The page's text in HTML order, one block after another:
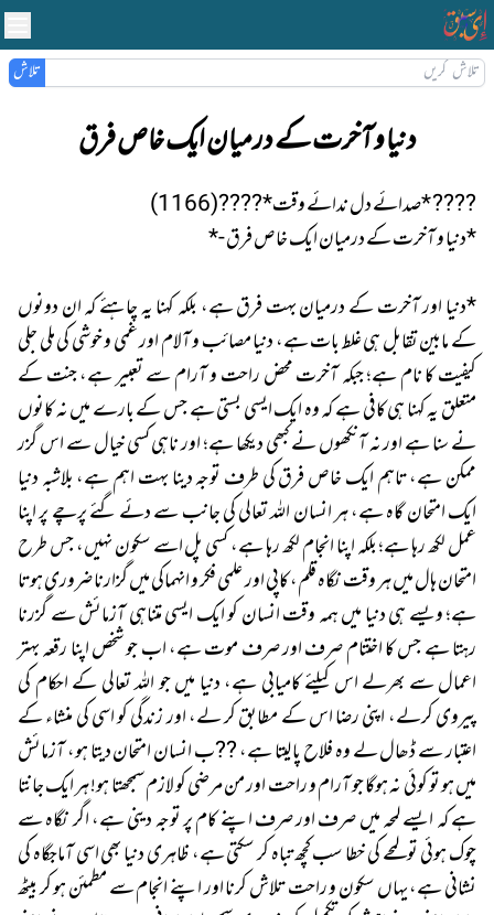
تلاش
دنیا و آخرت کے درمیان ایک خاص فرق
???? *صدائے دل ندائے وقت*????(1166)
*دنیا و آخرت کے درمیان ایک خاص فرق -*
*دنیا اور آخرت کے درمیان بہت فرق ہے، بلکہ کہنا یہ چاہئے کہ ان دونوں
کے مابین تقابل ہی غلط بات ہے، دنیا مصائب و آلام اور غمی و خوشی کی ملی جلی
کیفیت کا نام ہے؛ جبکہ آخرت محض راحت و آرام سے تعبیر ہے، جنت کے
متعلق یہ کہنا ہی کافی ہے کہ وہ ایک ایسی بستی ہے جس کے بارے میں نہ کانوں
نے سنا ہے اور نہ آنکھوں نے کبھی دیکھا ہے؛ اور ناہی کسی خیال سے اس گزر
ممکن ہے، تاہم ایک خاص فرق کی طرف توجہ دینا بہت اہم ہے، بلاشبہ دنیا
ایک امتحان گاہ ہے، ہر انسان اللہ تعالی کی جانب سے دئے گئے پرچے پر اپنا
عمل لکھ رہا ہے؛ بلکہ اپنا انجام لکھ رہا ہے، کسی پل اسے سکون نہیں، جس طرح
امتحان ہال میں ہر وقت نگاہ قلم، کاپی اور علمی فکر و انہماکی میں گزارنا ضروری ہوتا
ہے؛ ویسے ہی دنیا میں ہمہ وقت انسان کو ایک ایسی متناہی آزمائش سے گزرنا
رہتا ہے جس کا اختتام صرف اور صرف موت ہے، اب جو شخص اپنا رقعہ بہتر
اعمال سے بھرلے اس کیلئے کامیابی ہے، دنیا میں جو اللہ تعالی کے احکام کی
پیروی کرلے، اپنی رضا اس کے مطابق کر لے، اور زندگی کو اسی کی منشاء کے
اعتبار سے ڈھال لے وہ فلاح پا لیتا ہے، ??ب انسان امتحان دیتا ہو، آزمائش
میں ہو تو کوئی نہ ہوگا جو آرام و راحت اور من مرضی کو لازم سمجھتا ہو! ہر ایک جانتا
ہے کہ ایسے لمحہ میں صرف اور صرف اپنے کام پر توجہ دینی ہے، اگر نگاہ سے
چوک ہوئی تو لمحے کی خطا سب کچھ تباہ کر سکتی ہے، ظاہری دنیا بھی اسی آماجگاہ کی
نشانی ہے، یہاں سکون و راحت تلاش کرنا اور اپنے انجام سے مطمئن ہو کر بیٹھ